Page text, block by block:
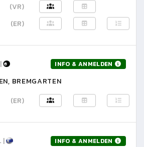
(VR)
(ER)
| INFO & ANMELDEN
BREMGARTEN
(ER)
| INFO & ANMELDEN